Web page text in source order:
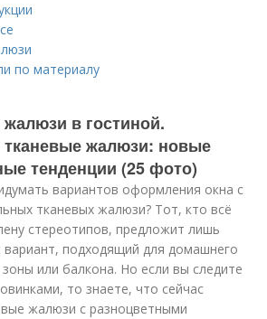
по материалу
в гостиной.
жалюзи: новые
тенденции (25 фото)
вариантов оформления окна с
тканевых жалюзи? Тот, кто всё
стереотипов, предложит лишь
подходящий для домашнего
или балкона. Но если вы следите
то знаете, что сейчас
жалюзи с разноцветными